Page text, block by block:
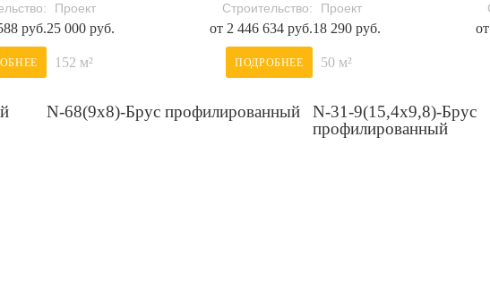
руб.
Проект
25 000 руб.
Строительство:
от 2 446 634 руб.
152 м² ПОДРОБНЕЕ
Проект
18 290 руб.
50 м²
N-68(9х8)-Брус профилированный
N-31-9(15,4х9,8)-Брус
профилированный